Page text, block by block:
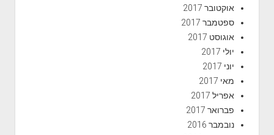
אוקטובר 2017
ספטמבר 2017
אוגוסט 2017
יולי 2017
יוני 2017
מאי 2017
אפריל 2017
פברואר 2017
נובמבר 2016